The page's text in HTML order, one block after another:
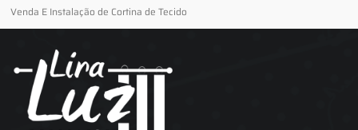
Venda E Instalação de Cortina de Tecido